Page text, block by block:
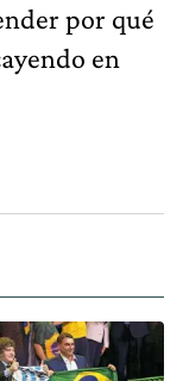
por qué
en